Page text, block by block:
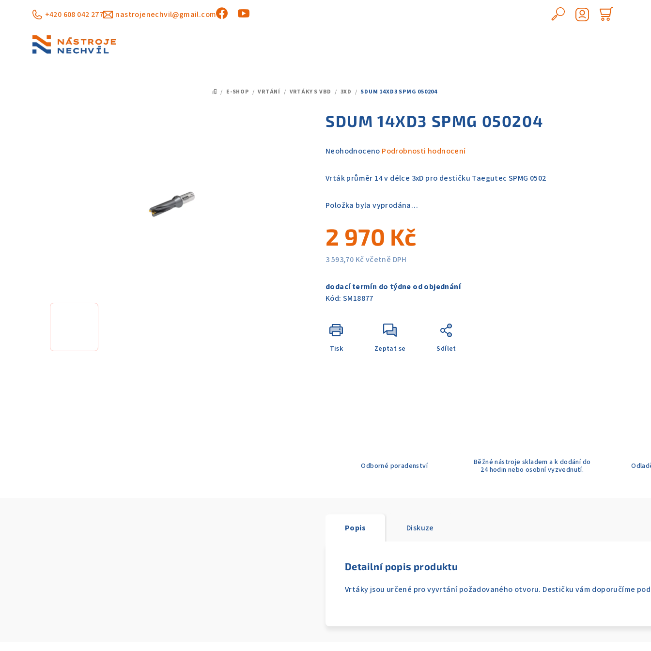
+420 608 042 277 nastrojenechvil@gmail.com
Hledat
DOMŮ
/ E-SHOP / VRTÁNÍ / VRTÁKY S VBD / 3XD / SDUM 14XD3 SPMG 050204
SDUM 14XD3 SPMG 050204
Průměrné
produktu
z
hvězdiček.
Neohodnoceno Podrobnosti hodnocení
Vrták průměr 14 v délce 3xD pro destičku Taegutec SPMG 0502
Položka byla vyprodána…
2 970 Kč
3 593,70 Kč včetně DPH
cena:
dodací termín do týdne od objednání
Kód: SM18877
Tisk Zeptat se Sdílet
Odborné poradenství
Běžné nástroje skladem a k dodání do
24 hodin nebo osobní vyzvednutí.
Popis Diskuze
Detailní popis produktu
Vrtáky jsou určené pro vyvrtání požadovaného otvoru. Destičku vám doporučíme